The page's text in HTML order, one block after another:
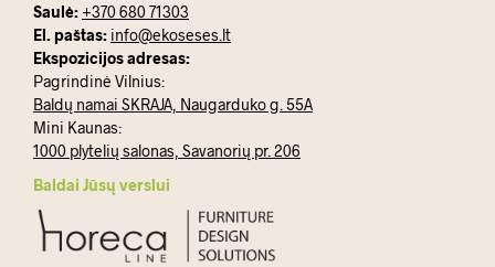
Saulė: +370 680 71303
El. paštas: info@ekoseses.lt
Ekspozicijos adresas:
Pagrindinė Vilnius:
Baldų namai SKRAJA, Naugarduko g. 55A
Mini Kaunas:
1000 plytelių salonas, Savanorių pr. 206
Baldai Jūsų verslui